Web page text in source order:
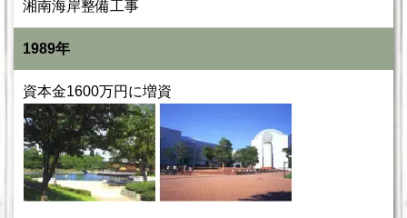
湘南海岸整備工事
1989年
資本金1600万円に増資